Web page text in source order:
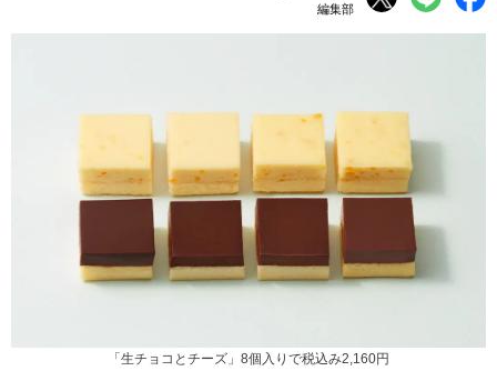
編集部
「生チョコとチーズ」8個入りで税込み2,160円